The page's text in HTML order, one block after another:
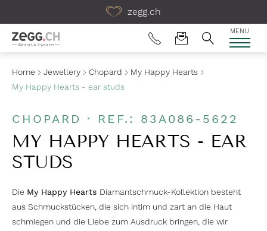
zegg.ch
MENU
Home Jewellery Chopard
My Happy Hearts
My Happy Hearts - ear studs
CHOPARD · REF.: 83A086-5622
MY HAPPY HEARTS - EAR
STUDS
Die My Happy Hearts Diamantschmuck-Kollektion besteht
aus Schmuckstücken, die sich intim und zart an die Haut
schmiegen und die Liebe zum Ausdruck bringen, die wir